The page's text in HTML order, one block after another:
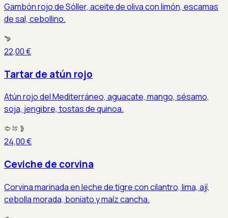
Gambón rojo de Sóller, aceite de oliva con limón, escamas
de sal, cebollino.
22,00 €
Tartar de atún rojo
Atún rojo del Mediterráneo, aguacate, mango, sésamo,
soja, jengibre, tostas de quinoa.
24,00 €
Ceviche de corvina
Corvina marinada en leche de tigre con cilantro, lima, ají,
cebolla morada, boniato y maíz cancha.